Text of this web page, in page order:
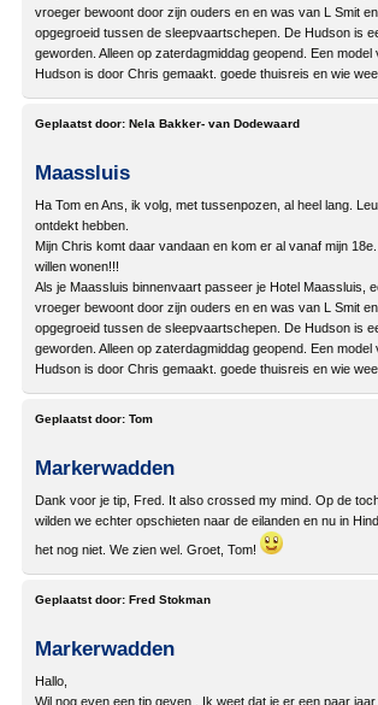
vroeger bewoont door zijn ouders en en was van L Smit
opgegroeid tussen de sleepvaartschepen. De Hudson is
geworden. Alleen op zaterdagmiddag geopend. Een
Hudson is door Chris gemaakt. goede thuisreis en wie
Geplaatst door: Nela Bakker- van Dodewaard
Maassluis
Ha Tom en Ans, ik volg, met tussenpozen, al heel lang.
ontdekt hebben.
Mijn Chris komt daar vandaan en kom er al vanaf mijn
willen wonen!!!
Als je Maassluis binnenvaart passeer je Hotel Maassluis,
vroeger bewoont door zijn ouders en en was van L Smit
opgegroeid tussen de sleepvaartschepen. De Hudson is
geworden. Alleen op zaterdagmiddag geopend. Een
Hudson is door Chris gemaakt. goede thuisreis en wie
Geplaatst door: Tom
Markerwadden
Dank voor je tip, Fred. It also crossed my mind. Op de
wilden we echter opschieten naar de eilanden en nu in
het nog niet. We zien wel. Groet, Tom!
Geplaatst door: Fred Stokman
Markerwadden
Hallo,
Wil nog even een tip geven . Ik weet dat je er een paar